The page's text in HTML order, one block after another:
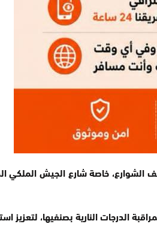
الشوارع، خاصة شارع الجيش
الدرجات النارية بصنفيها، لتعزيز